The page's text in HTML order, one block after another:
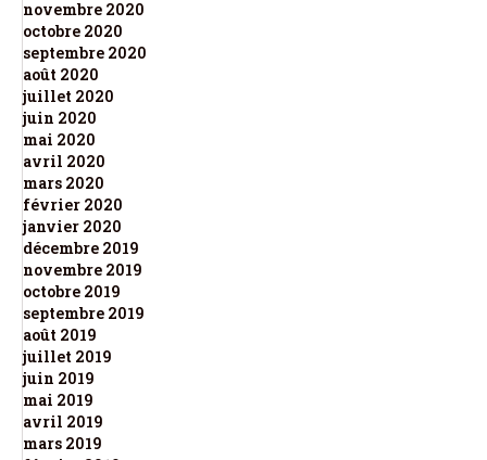
novembre 2020
octobre 2020
septembre 2020
août 2020
juillet 2020
juin 2020
mai 2020
avril 2020
mars 2020
février 2020
janvier 2020
décembre 2019
novembre 2019
octobre 2019
septembre 2019
août 2019
juillet 2019
juin 2019
mai 2019
avril 2019
mars 2019